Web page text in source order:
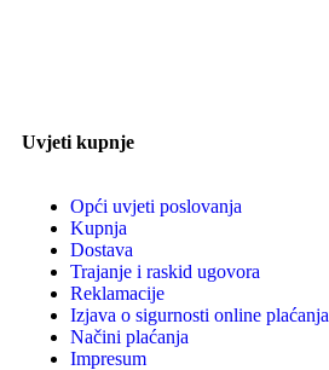
Uvjeti kupnje
Opći uvjeti poslovanja
Kupnja
Dostava
Trajanje i raskid ugovora
Reklamacije
Izjava o sigurnosti online plaćanja
Načini plaćanja
Impresum